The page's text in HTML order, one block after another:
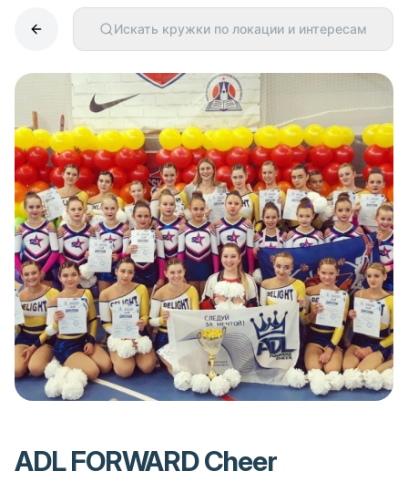
Искать кружки по локации и интересам
ADL FORWARD Cheer